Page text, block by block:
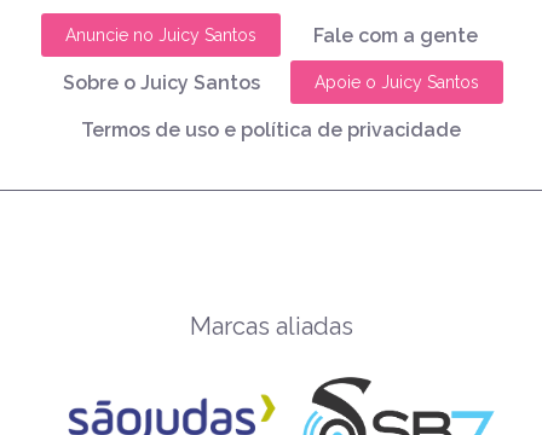
Anuncie no Juicy Santos Fale com a gente
Sobre o Juicy Santos Apoie o Juicy Santos
Termos de uso e política de privacidade
Marcas aliadas